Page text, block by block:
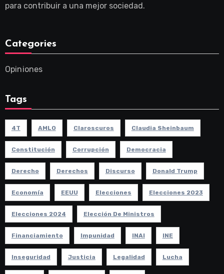
para contribuir a una mejor sociedad.
Categories
Opiniones
Tags
4T AMLO Claroscuros Claudia Sheinbaum
Constitución Corrupción Democracia
Derecho Derechos Discurso Donald Trump
Economía EEUU Elecciones Elecciones 2023
Elecciones 2024 Elección De Ministros
Financiamiento Impunidad INAI INE
Inseguridad Justicia Legalidad Lucha